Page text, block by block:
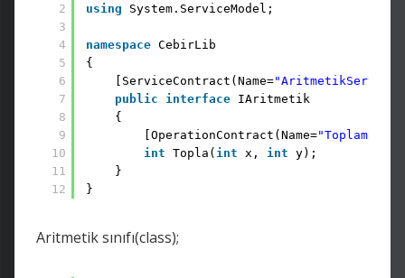
2
3
4
5
6
7
8
9
10
11
12
using
System.ServiceModel;
namespace CebirLib
{
[ServiceContract(Name="AritmetikServisi"
public
interface IAritmetik
{
[OperationContract(Name=
int Topla( int x, int y);
}
}
Aritmetik sınıfı(class);